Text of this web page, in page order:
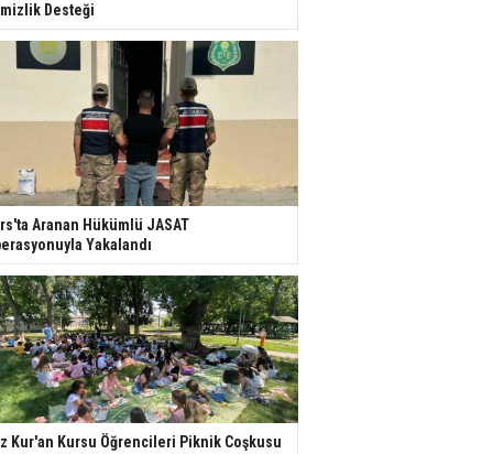
Desteği
Aranan Hükümlü JASAT
Yakalandı
Kur'an Kursu Öğrencileri Piknik Coşkusu